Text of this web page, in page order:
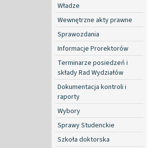
Władze
Wewnętrzne akty prawne
Sprawozdania
Informacje Prorektorów
Terminarze posiedzeń i
składy Rad Wydziałów
Dokumentacja kontroli i
raporty
Wybory
Sprawy Studenckie
Szkoła doktorska